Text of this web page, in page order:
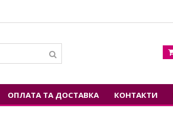
ОПЛАТА ТА ДОСТАВКА КОНТАКТИ